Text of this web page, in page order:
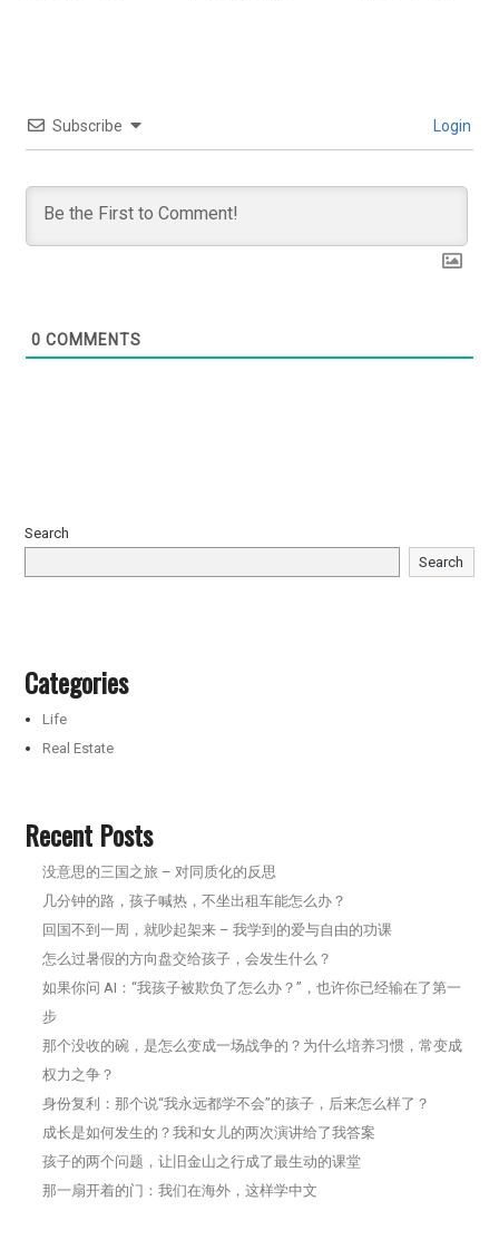
Subscribe Login
0 COMMENTS
Search
Search
Categories
Life
Real Estate
Recent Posts
没意思的三国之旅 – 对同质化的反思
几分钟的路，孩子喊热，不坐出租车能怎么办？
回国不到一周，就吵起架来 – 我学到的爱与自由的功课
怎么过暑假的方向盘交给孩子，会发生什么？
如果你问 AI：“我孩子被欺负了怎么办？”，也许你已经输在了第一
步
那个没收的碗，是怎么变成一场战争的？为什么培养习惯，常变成
权力之争？
身份复利：那个说“我永远都学不会”的孩子，后来怎么样了？
成长是如何发生的？我和女儿的两次演讲给了我答案
孩子的两个问题，让旧金山之行成了最生动的课堂
那一扇开着的门：我们在海外，这样学中文